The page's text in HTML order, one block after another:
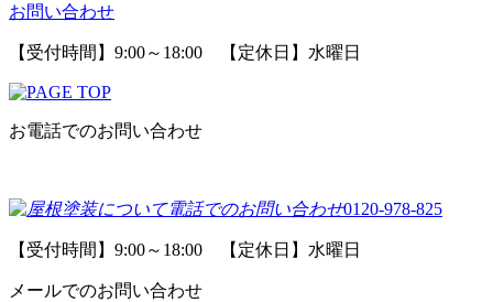
お問い合わせ
【受付時間】9:00～18:00 【定休日】水曜日
お電話でのお問い合わせ
0120-978-825
【受付時間】9:00～18:00 【定休日】水曜日
メールでのお問い合わせ